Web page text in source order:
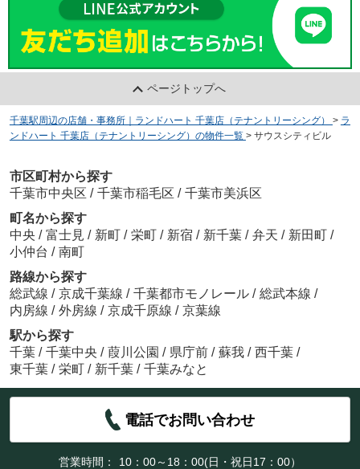
ページトップへ
千葉駅周辺の店舗・事務所｜ランドハート 千葉店（テナントリーシング） > ラ
ンドハート 千葉店（テナントリーシング）の物件一覧 > サウスシティビル
市区町村から探す
千葉市中央区 / 千葉市稲毛区 / 千葉市美浜区
町名から探す
中央 / 富士見 / 新町 / 栄町 / 新宿 / 新千葉 / 弁天 / 新田町 /
小仲台 / 南町
路線から探す
総武線 / 京成千葉線 / 千葉都市モノレール / 総武本線 /
内房線 / 外房線 / 京成千原線 / 京葉線
駅から探す
千葉 / 千葉中央 / 葭川公園 / 県庁前 / 蘇我 / 西千葉 /
東千葉 / 栄町 / 新千葉 / 千葉みなと
電話でお問い合わせ
営業時間： 10：00～18：00(日・祝日17：00）